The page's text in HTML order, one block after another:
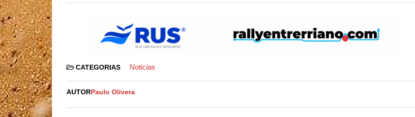
CATEGORIAS Noticias
AUTOR Paulo Olivera